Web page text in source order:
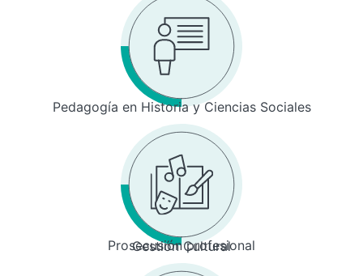
Pedagogía en Historia y Ciencias Sociales
Prosecusión profesional
Gestión Cultural